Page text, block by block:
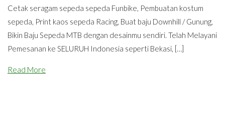
Cetak seragam sepeda sepeda Funbike, Pembuatan kostum
sepeda, Print kaos sepeda Racing, Buat baju Downhill / Gunung,
Bikin Baju Sepeda MTB dengan desainmu sendiri. Telah Melayani
Pemesanan ke SELURUH Indonesia seperti Bekasi, […]
Read More